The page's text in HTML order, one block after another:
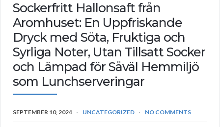
Sockerfritt Hallonsaft från
Aromhuset: En Uppfriskande
Dryck med Söta, Fruktiga och
Syrliga Noter, Utan Tillsatt Socker
och Lämpad för Såväl Hemmiljö
som Lunchserveringar
SEPTEMBER 10, 2024 UNCATEGORIZED NO COMMENTS